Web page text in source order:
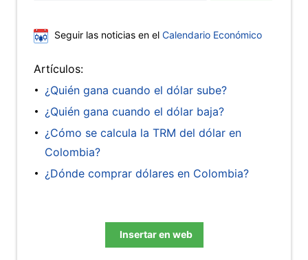
Seguir las noticias en el Calendario Económico
Artículos:
¿Quién gana cuando el dólar sube?
¿Quién gana cuando el dólar baja?
¿Cómo se calcula la TRM del dólar en
Colombia?
¿Dónde comprar dólares en Colombia?
Insertar en web